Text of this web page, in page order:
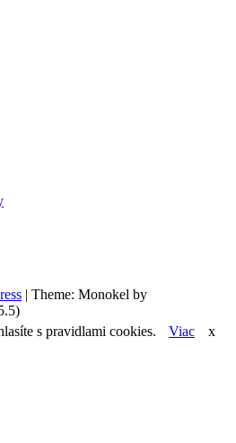
| Theme: Monokel by
s pravidlami cookies.
Viac x